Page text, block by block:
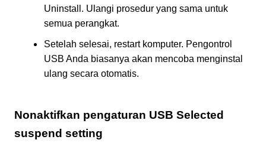
Uninstall. Ulangi prosedur yang sama untuk
semua perangkat.
Setelah selesai, restart komputer. Pengontrol
USB Anda biasanya akan mencoba menginstal
ulang secara otomatis.
Nonaktifkan pengaturan USB Selected
suspend setting